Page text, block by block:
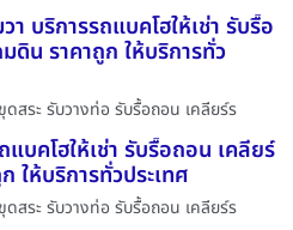
บริการรถแบคโฮให้เช่า รับรื้อ
น ราคาถูก ให้บริการทั่ว
ดสระ รับวางท่อ รับรื้อถอน เคลียร์ร
บคโฮให้เช่า รับรื้อถอน เคลียร์
ห้บริการทั่วประเทศ
ดสระ รับวางท่อ รับรื้อถอน เคลียร์ร